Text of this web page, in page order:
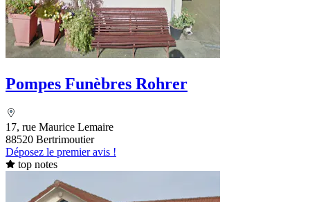
Pompes Funèbres Rohrer
17, rue Maurice Lemaire
88520 Bertrimoutier
Déposez le premier avis !
top notes